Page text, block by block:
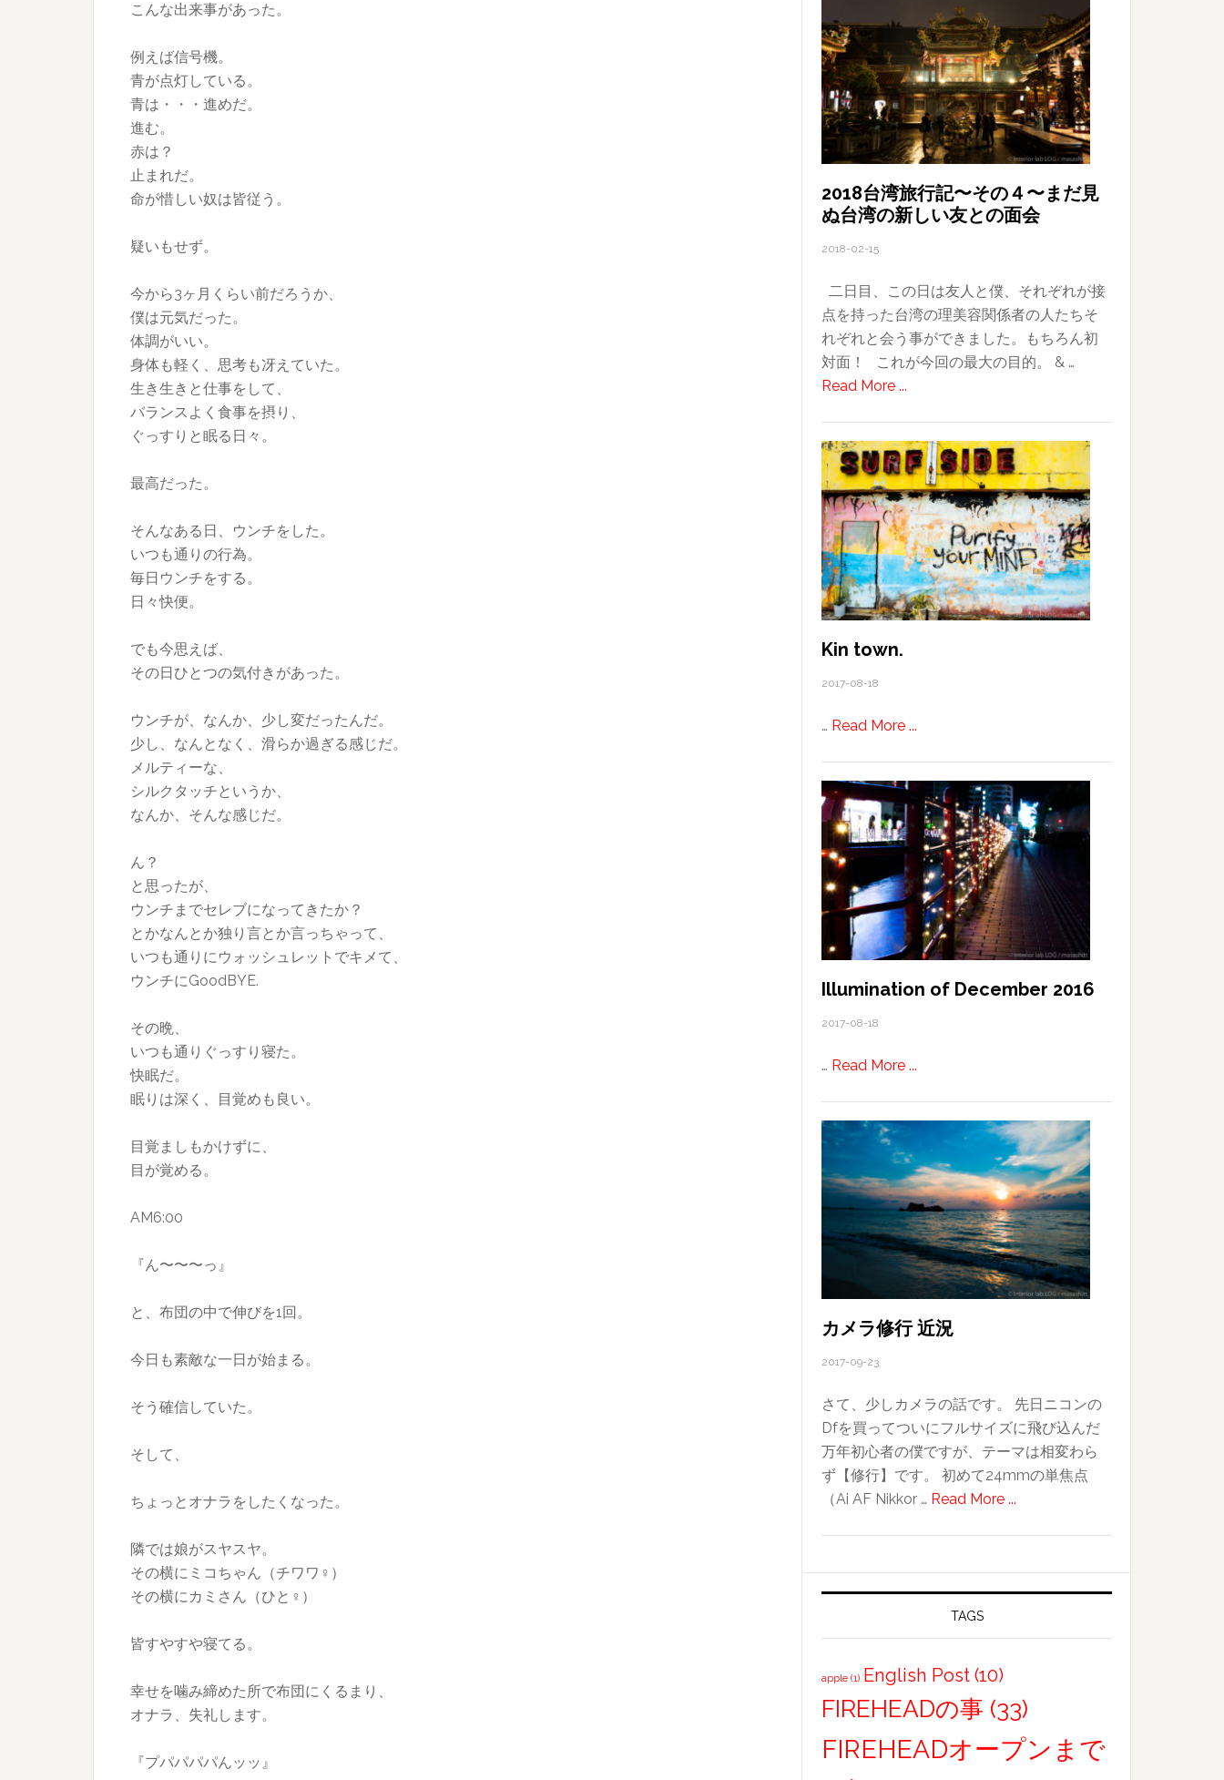
こんな出来事があった。
例えば信号機。
青が点灯している。
青は・・・進めだ。
進む。
赤は？
止まれだ。
命が惜しい奴は皆従う。
疑いもせず。
今から3ヶ月くらい前だろうか、
僕は元気だった。
体調がいい。
身体も軽く、思考も冴えていた。
生き生きと仕事をして、
バランスよく食事を摂り、
ぐっすりと眠る日々。
最高だった。
そんなある日、ウンチをした。
いつも通りの行為。
毎日ウンチをする。
日々快便。
でも今思えば、
その日ひとつの気付きがあった。
ウンチが、なんか、少し変だったんだ。
少し、なんとなく、滑らか過ぎる感じだ。
メルティーな、
シルクタッチというか、
なんか、そんな感じだ。
ん？
と思ったが、
ウンチまでセレブになってきたか？
とかなんとか独り言とか言っちゃって、
いつも通りにウォッシュレットでキメて、
ウンチにGoodBYE.
その晩、
いつも通りぐっすり寝た。
快眠だ。
眠りは深く、目覚めも良い。
目覚ましもかけずに、
目が覚める。
AM6:00
『ん〜〜〜っ』
と、布団の中で伸びを1回。
今日も素敵な一日が始まる。
そう確信していた。
そして、
ちょっとオナラをしたくなった。
隣では娘がスヤスヤ。
その横にミコちゃん（チワワ♀）
その横にカミさん（ひと♀）
皆すやすや寝てる。
幸せを噛み締めた所で布団にくるまり、
オナラ、失礼します。
『プパパパパんッッ』
旅
行
記〜
そ
の
1〜
旅
の
目
2018台湾旅行記〜その４〜まだ見
ぬ台湾の新しい友との面会
2018-02-15
二日目、この日は友人と僕、それぞれが接
点を持った台湾の理美容関係者の人たちそ
れぞれと会う事ができました。もちろん初
対面！ これが今回の最大の目的。 & …
Read More ...
湾
旅
行
記〜
そ
の
４〜
ま
の
新
し
い
友
と
の
面
会
Kin town.
2017-08-18
… Read More ...
Illumination of December 2016
2017-08-18
… Read More ...
December
2016
カメラ修行 近況
2017-09-23
さて、少しカメラの話です。 先日ニコンの
Dfを買ってついにフルサイズに飛び込んだ
万年初心者の僕ですが、テーマは相変わら
ず【修行】です。 初めて24mmの単焦点
（Ai AF Nikkor … Read More ...
ラ
修
近
TAGS
apple (1) English Post (10)
FIREHEADの事 (33)
FIREHEADオープンまで